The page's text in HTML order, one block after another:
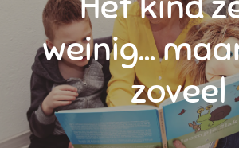
weinig...
zoveel